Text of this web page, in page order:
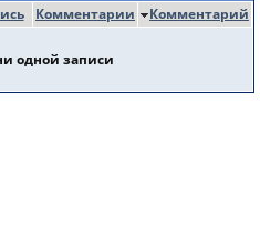
Комментарии Комментарий
одной записи